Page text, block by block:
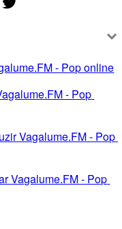
- Pop online
- Pop
Vagalume.FM - Pop
Vagalume.FM - Pop